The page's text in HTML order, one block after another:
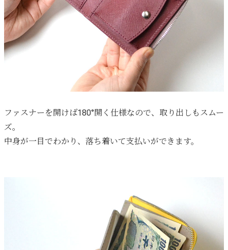
ファスナーを開けば180°開く仕様なので、取り出しもスムー
ズ。
中身が一目でわかり、落ち着いて支払いができます。